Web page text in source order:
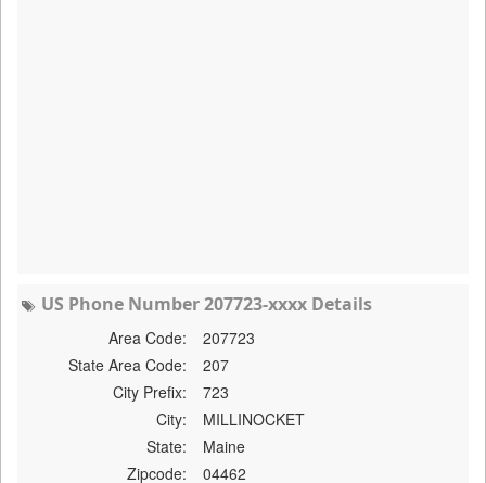
US Phone Number 207723-xxxx Details
Area Code:
207723
State Area Code:
207
City Prefix:
723
City:
MILLINOCKET
State:
Maine
Zipcode:
04462